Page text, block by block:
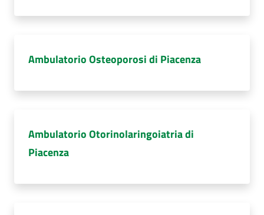
Ambulatorio Osteoporosi di Piacenza
Ambulatorio Otorinolaringoiatria di
Piacenza